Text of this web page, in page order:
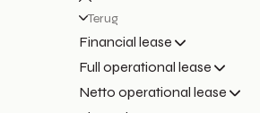
Terug
Financial lease
Full operational lease
Netto operational lease